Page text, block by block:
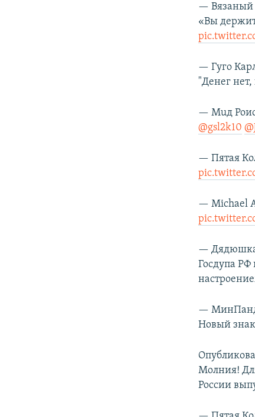
— Вязаный
«Вы
— Гуго
"Денег
— Мuд
@gsl2k10
— Пятая
— Michael
—
Госдупа РФ
—
Новый
Молния!
России